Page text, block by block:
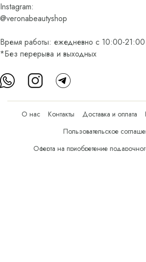
Instagram:
@veronabeautyshop
Время работы: ежедневно с 10:00-21:00
*Без перерыва и выходных
О нас Контакты Доставка и оплата
Пользовательское
Оферта на приобретение